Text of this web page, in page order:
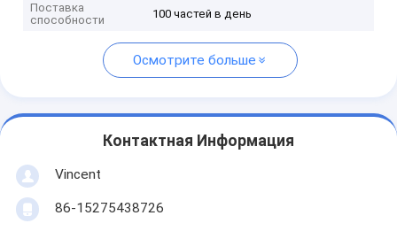
Поставка
способности
100 частей в день
Осмотрите больше
Контактная Информация
Vincent
86-15275438726